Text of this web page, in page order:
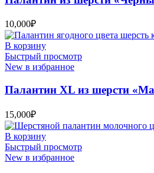
10,000₽
В корзину
Быстрый просмотр
New в избранное
Палантин XL из шерсти
15,000₽
В корзину
Быстрый просмотр
New в избранное